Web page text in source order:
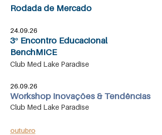
Rodada de Mercado
24.09.26
3º Encontro Educacional
BenchMICE
Club Med Lake Paradise
26.09.26
Workshop Inovações & Tendências
Club Med Lake Paradise
outubro